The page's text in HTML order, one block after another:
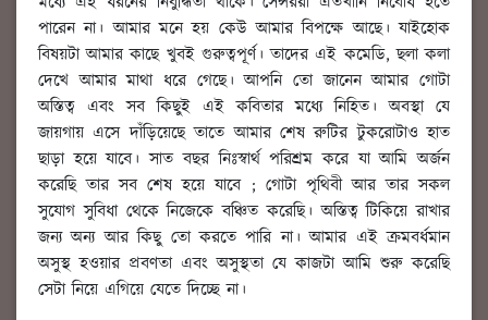
পারেন না। আমার মনে হয় কেউ আমার বিপক্ষে আছে। যাইহোক
বিষয়টা আমার কাছে খুবই গুরুত্বপূর্ণ। তাদের এই কমেডি, ছলা কলা
দেখে আমার মাথা ধরে গেছে। আপনি তো জানেন আমার গোটা
অস্তিত্ব এবং সব কিছুই এই কবিতার মধ্যে নিহিত। অবস্থা যে
জায়গায় এসে দাঁড়িয়েছে তাতে আমার শেষ রুটির টুকরোটাও হাত
ছাড়া হয়ে যাবে। সাত বছর নিঃস্বার্থ পরিশ্রম করে যা আমি অর্জন
করেছি তার সব শেষ হয়ে যাবে ; গোটা পৃথিবী আর তার সকল
সুযোগ সুবিধা থেকে নিজেকে বঞ্চিত করেছি। অস্তিত্ব টিকিয়ে রাখার
জন্য অন্য আর কিছু তো করতে পারি না। আমার এই ক্রমবর্ধমান
অসুস্থ হওয়ার প্রবণতা এবং অসুস্থতা যে কাজটা আমি শুরু করেছি
সেটা নিয়ে এগিয়ে যেতে দিচ্ছে না।